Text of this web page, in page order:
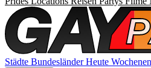
Städte BundesländerHeute